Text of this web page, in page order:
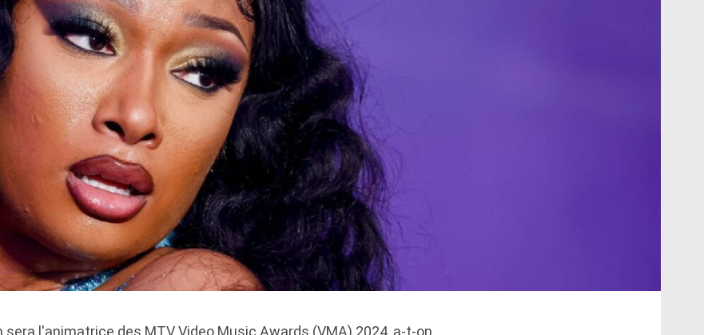
sera l'animatrice des MTV Video Music Awards (VMA) 2024, a-t-on